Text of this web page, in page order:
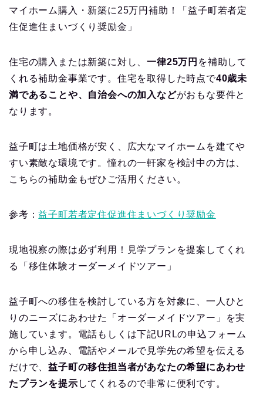
マイホーム購入・新築に25万円補助！「益子町若者定
住促進住まいづくり奨励金」
住宅の購入または新築に対し、一律25万円 を補助して
くれる補助金事業です。住宅を取得した時点で40歳未
満であることや、自治会への加入などがおもな要件と
なります。
益子町は土地価格が安く、広大なマイホームを建てや
すい素敵な環境です。憧れの一軒家を検討中の方は、
こちらの補助金もぜひご活用ください。
参考：益子町若者定住促進住まいづくり奨励金
現地視察の際は必ず利用！見学プランを提案してくれ
る「移住体験オーダーメイドツアー」
益子町への移住を検討している方を対象に、一人ひと
りのニーズにあわせた「オーダーメイドツアー」を実
施しています。電話もしくは下記URLの申込フォーム
から申し込み、電話やメールで見学先の希望を伝える
だけで、益子町の移住担当者があなたの希望にあわせ
たプランを提示 してくれるので非常に便利です。